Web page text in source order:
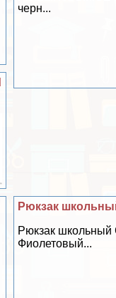
черн...
Рюкзак
Рюкзак школьный
Фиолетовый...